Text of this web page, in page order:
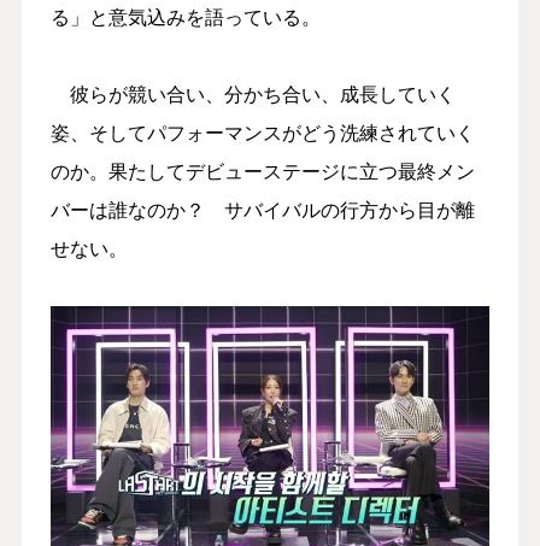
る」と意気込みを語っている。
彼らが競い合い、分かち合い、成長していく
姿、そしてパフォーマンスがどう洗練されていく
のか。果たしてデビューステージに立つ最終メン
バーは誰なのか？ サバイバルの行方から目が離
せない。